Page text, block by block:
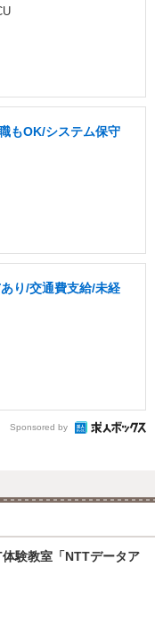
もOK/システム保守
り/交通費支給/未経
Sponsored by
体験教室「NTTデータア